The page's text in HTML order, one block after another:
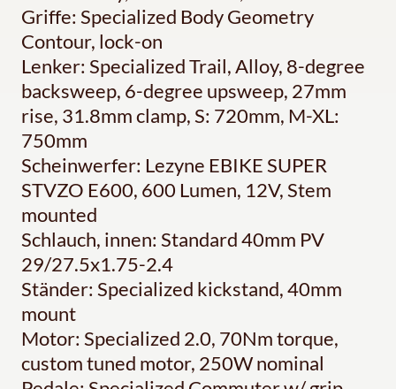
Griffe: Specialized Body Geometry
Contour, lock-on
Lenker: Specialized Trail, Alloy, 8-degree
backsweep, 6-degree upsweep, 27mm
rise, 31.8mm clamp, S: 720mm, M-XL:
750mm
Scheinwerfer: Lezyne EBIKE SUPER
STVZO E600, 600 Lumen, 12V, Stem
mounted
Schlauch, innen: Standard 40mm PV
29/27.5x1.75-2.4
Ständer: Specialized kickstand, 40mm
mount
Motor: Specialized 2.0, 70Nm torque,
custom tuned motor, 250W nominal